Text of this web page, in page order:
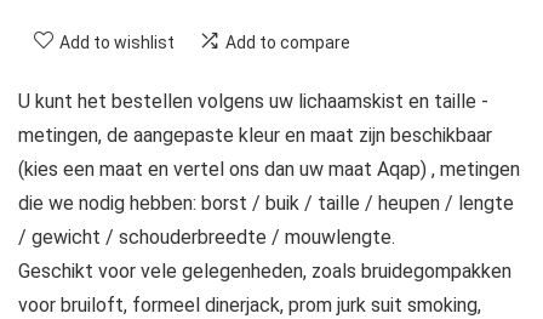
Add to wishlist Add to compare
U kunt het bestellen volgens uw lichaamskist en taille -
metingen, de aangepaste kleur en maat zijn beschikbaar
(kies een maat en vertel ons dan uw maat Aqap) , metingen
die we nodig hebben: borst / buik / taille / heupen / lengte
/ gewicht / schouderbreedte / mouwlengte.
Geschikt voor vele gelegenheden, zoals bruidegompakken
voor bruiloft, formeel dinerjack, prom jurk suit smoking,